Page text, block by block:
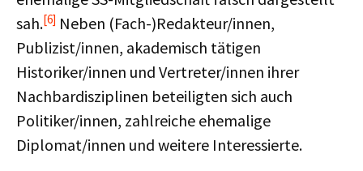
sah.[6] Neben (Fach-)Redakteur/innen,
Publizist/innen, akademisch tätigen
Historiker/innen und Vertreter/innen ihrer
Nachbardisziplinen beteiligten sich auch
Politiker/innen, zahlreiche ehemalige
Diplomat/innen und weitere Interessierte.